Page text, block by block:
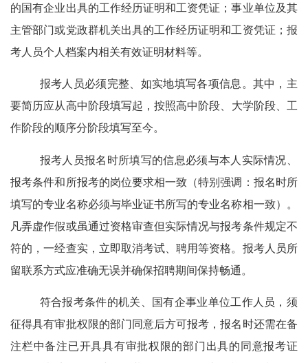
的国有企业出具的工作经历证明和工资凭证；事业单位及其
主管部门或党政群机关出具的工作经历证明和工资凭证；报
考人员个人档案内相关有效证明材料等。
报考人员必须完整、如实地填写各项信息。其中， 主
要简历应从高中阶段填写起，按照高中阶段、大学阶段、工
作阶段的顺序分阶段填写至今。
报考人员报名时所填写的信息必须与本人实际情况、
报考条件和所报考的岗位要求相一致（特别强调：报名时所
填写的专业名称必须与毕业证书所写的专业名称相一致）。
凡弄虚作假或虽通过资格审查但实际情况与报考条件规定不
符的，一经查实，立即取消考试、聘用等资格。报考人员所
留联系方式应准确无误并确保招聘期间保持畅通。
符合报考条件的机关、国有企事业单位工作人员，须
征得具有审批权限的部门同意后方可报考，报名时还需在备
注栏中备注已开具具有审批权限的部门出具的同意报考证